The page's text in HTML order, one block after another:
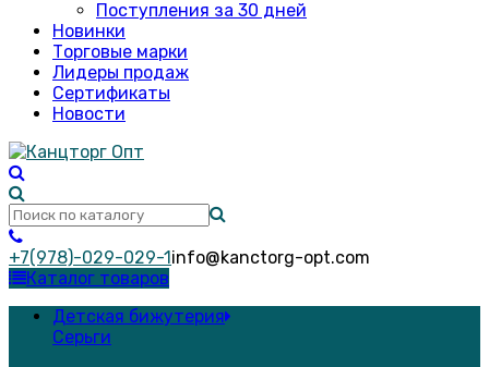
Поступления за 30 дней
Новинки
Торговые марки
Лидеры продаж
Сертификаты
Новости
+7(978)-029-029-1info@kanctorg-opt.com
Каталог товаров
Детская бижутерия
Серьги